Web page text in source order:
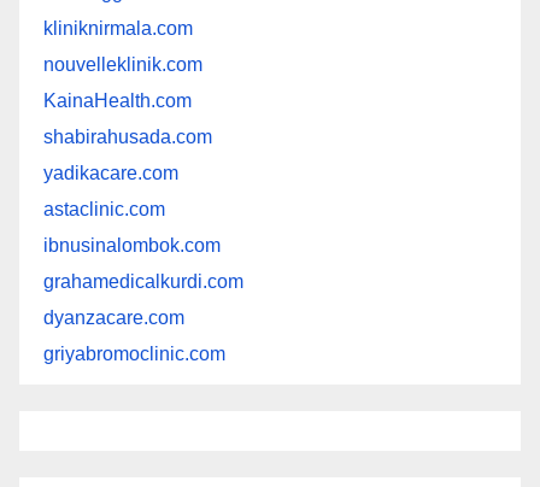
kliniknirmala.com
nouvelleklinik.com
KainaHealth.com
shabirahusada.com
yadikacare.com
astaclinic.com
ibnusinalombok.com
grahamedicalkurdi.com
dyanzacare.com
griyabromoclinic.com